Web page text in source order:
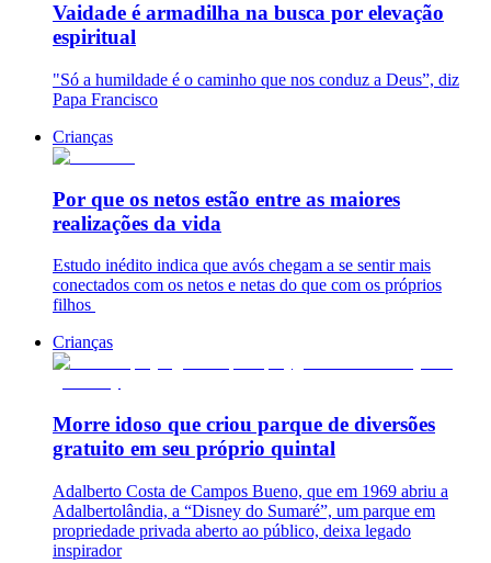
Vaidade é armadilha na busca por elevação
espiritual
"Só a humildade é o caminho que nos conduz a Deus”, diz
Papa Francisco
Crianças
Por que os netos estão entre as maiores
realizações da vida
Estudo inédito indica que avós chegam a se sentir mais
conectados com os netos e netas do que com os próprios
filhos
Crianças
Morre idoso que criou parque de diversões
gratuito em seu próprio quintal
Adalberto Costa de Campos Bueno, que em 1969 abriu a
Adalbertolândia, a “Disney do Sumaré”, um parque em
propriedade privada aberto ao público, deixa legado
inspirador